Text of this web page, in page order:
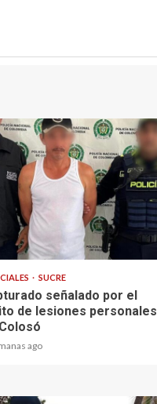
read
SUCRE
señalado por el
de lesiones personales
ago